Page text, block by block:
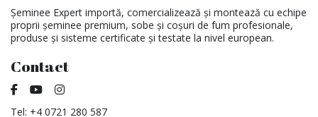
Șeminee Expert importă, comercializează și montează cu echipe
proprii șeminee premium, sobe și coșuri de fum profesionale,
produse și sisteme certificate și testate la nivel european.
Contact
Tel: +4 0721 280 587